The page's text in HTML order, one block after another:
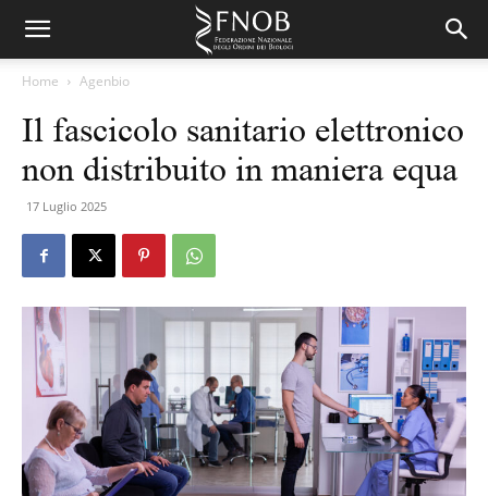
Home Agenbio
Il fascicolo sanitario elettronico
non distribuito in maniera equa
17 Luglio 2025